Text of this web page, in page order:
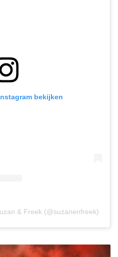
bekijken
& Freek (@suzanenfreek)